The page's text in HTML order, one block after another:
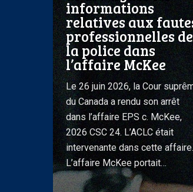
divulguer
les
informations
relatives
aux
fautes
professionnelles
de
la
police
dans
l’affaire
informations
relatives aux
professionnelles de
la police dans
l’affaire McKee
Le 26 juin 2026, la Cour
du Canada a rendu son arrêt
dans l’affaire EPS c. McKee,
2026 CSC 24. L’ACLC était
intervenante dans cette affaire.
L’affaire McKee portait…